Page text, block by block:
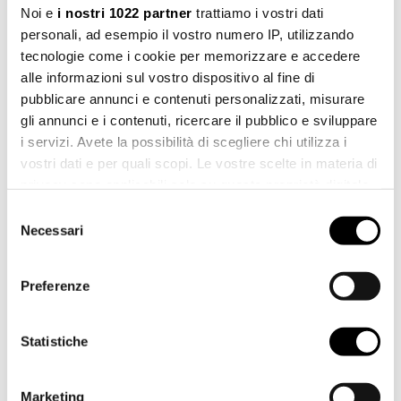
Noi e i nostri 1022 partner trattiamo i vostri dati
personali, ad esempio il vostro numero IP, utilizzando
tecnologie come i cookie per memorizzare e accedere
alle informazioni sul vostro dispositivo al fine di
pubblicare annunci e contenuti personalizzati, misurare
gli annunci e i contenuti, ricercare il pubblico e sviluppare
i servizi. Avete la possibilità di scegliere chi utilizza i
vostri dati e per quali scopi. Le vostre scelte in materia di
modificare o revocare il proprio consenso in qualsiasi
momento dalla Dichiarazione sui cookie o facendo clic
raccogliere informazioni sulla tua posizione
geografica, con un'approssimazione di qualche
delNecessari
Preferenze
Statistiche
Marketing
COGNOME *
PAESE *